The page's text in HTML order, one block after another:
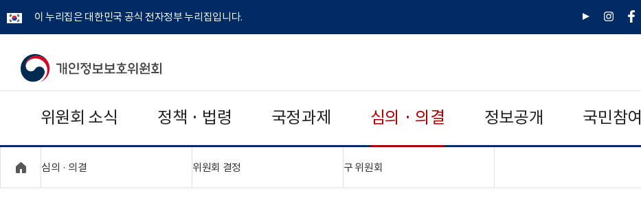
이 누리집은 대한민국 공식 전자정부 누리집입니다.
유
인
페
개
보
보
위원회 소식 정책 · 법령 국정과제 심의 · 의결 정보공개 국민참여
심의 · 의결 위원회 결정 구 위원회